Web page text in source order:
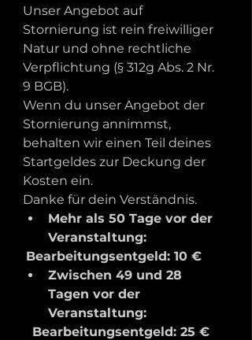
Unser Angebot auf
Stornierung ist rein freiwilliger
Natur und ohne rechtliche
Verpflichtung (§ 312g Abs. 2 Nr.
9 BGB).
Wenn du unser Angebot der
Stornierung annimmst,
behalten wir einen Teil deines
Startgeldes zur Deckung der
Kosten ein.
Danke für dein Verständnis.
Mehr als 50 Tage vor der
Veranstaltung:
Bearbeitungsentgeld: 10 €
Zwischen 49 und 28
Tagen vor der
Veranstaltung:
Bearbeitungsentgeld: 25 €